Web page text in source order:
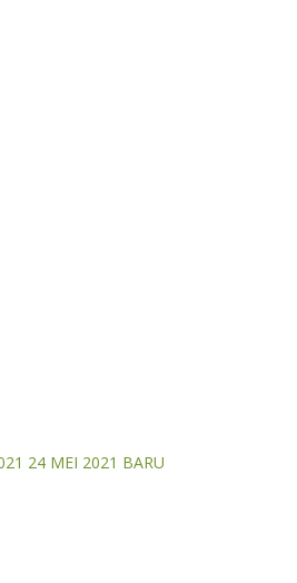
24 MEI 2021 BARU